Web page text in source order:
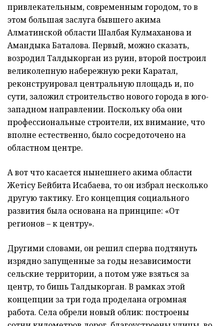
привлекательным, современным городом, то в
этом большая заслуга бывшего акима
Алматинской области Шалбая Кулмаханова и
Амандыка Баталова. Первый, можно сказать,
возродил Талдыкорган из руин, второй построил
великолепную набережную реки Каратал,
реконструировал центральную площадь и, по
сути, заложил строительство нового города в юго-
западном направлении. Поскольку оба они
профессиональные строители, их внимание, что
вполне естественно, было сосредоточено на
областном центре.
А вот что касается нынешнего акима области
Жетісу Бейбита Исабаева, то он избрал несколько
другую тактику. Его концепция социального
развития была основана на принципе: «От
регионов – к центру».
Другими словами, он решил сперва подтянуть
изрядно запущенные за годы независимости
сельские территории, а потом уже взяться за
центр, то бишь Талдыкорган. В рамках этой
концепции за три года проделана огромная
работа. Села обрели новый облик: построены